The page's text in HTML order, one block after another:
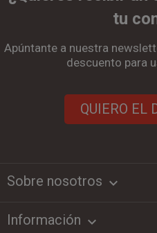
tu
Apúntante a nuestra
descuento para
QUIERO EL
Sobre nosotros keyboard_arrow_down
Información 